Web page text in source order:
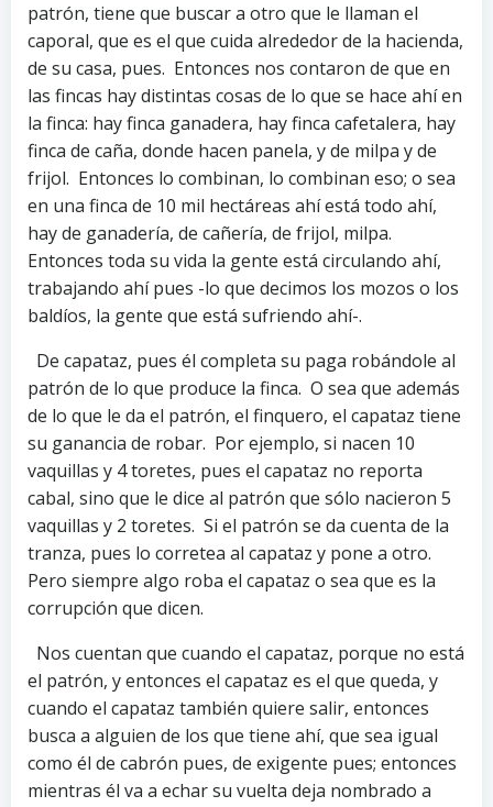
patrón, tiene que buscar a otro que le llaman el
caporal, que es el que cuida alrededor de la hacienda,
de su casa, pues. Entonces nos contaron de que en
las fincas hay distintas cosas de lo que se hace ahí en
la finca: hay finca ganadera, hay finca cafetalera, hay
finca de caña, donde hacen panela, y de milpa y de
frijol. Entonces lo combinan, lo combinan eso; o sea
en una finca de 10 mil hectáreas ahí está todo ahí,
hay de ganadería, de cañería, de frijol, milpa.
Entonces toda su vida la gente está circulando ahí,
trabajando ahí pues -lo que decimos los mozos o los
baldíos, la gente que está sufriendo ahí-.
De capataz, pues él completa su paga robándole al
patrón de lo que produce la finca. O sea que además
de lo que le da el patrón, el finquero, el capataz tiene
su ganancia de robar. Por ejemplo, si nacen 10
vaquillas y 4 toretes, pues el capataz no reporta
cabal, sino que le dice al patrón que sólo nacieron 5
vaquillas y 2 toretes. Si el patrón se da cuenta de la
tranza, pues lo corretea al capataz y pone a otro.
Pero siempre algo roba el capataz o sea que es la
corrupción que dicen.
Nos cuentan que cuando el capataz, porque no está
el patrón, y entonces el capataz es el que queda, y
cuando el capataz también quiere salir, entonces
busca a alguien de los que tiene ahí, que sea igual
como él de cabrón pues, de exigente pues; entonces
mientras él va a echar su vuelta deja nombrado a